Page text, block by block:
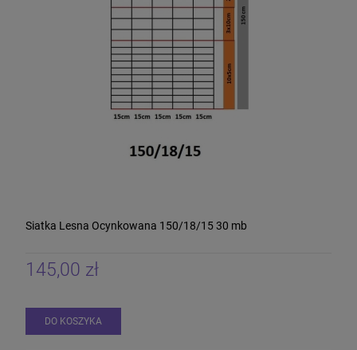
Siatka Lesna Ocynkowana 150/18/15 30 mb
145,00 zł
DO KOSZYKA